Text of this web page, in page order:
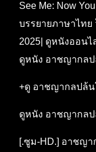
See Me: Now
บรรยายภาษาไท
2025| ดูหนังออนไ
ดูหนัง อาชญากลป
+ดู อาชญากลปล้น
ดูหนัง อาชญากลป
[.ซูม-HD.] อาชญา